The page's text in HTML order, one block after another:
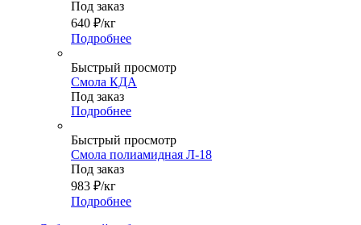
Под заказ
640 ₽/кг
Подробнее
Быстрый просмотр
Смола КДА
Под заказ
Подробнее
Быстрый просмотр
Смола полиамидная Л-18
Под заказ
983 ₽/кг
Подробнее